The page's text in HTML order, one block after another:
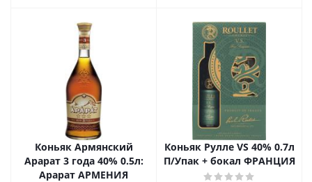
Коньяк Армянский
Арарат 3 года 40% 0.5л:
Арарат АРМЕНИЯ
Коньяк Рулле VS 40% 0.7л
П/Упак + бокал ФРАНЦИЯ